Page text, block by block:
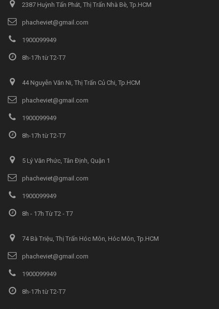
2387 Huỳnh Tấn Phát, Thị Trấn Nhà Bè, Tp.HCM
phacheviet@gmail.com
1900099949
8h-17h từ T2-T7
44 Nguyễn Văn Ni, Thị Trấn Củ Chi, Tp.HCM
phacheviet@gmail.com
1900099949
8h-17h từ T2-T7
5 Lý Văn Phức, Tân Định, Quận 1
phacheviet@gmail.com
1900099949
8h - 17h Từ T2 - T7
74 Bà Triệu, Thị Trấn Hóc Môn, Hóc Môn, Tp.HCM
phacheviet@gmail.com
1900099949
8h-17h từ T2-T7